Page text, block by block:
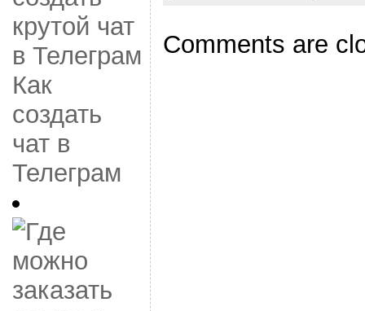
Как
создать
чат в
Телеграм
Comments are